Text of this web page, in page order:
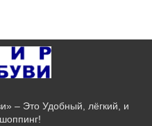
– Это Удобный, лёгкий, и